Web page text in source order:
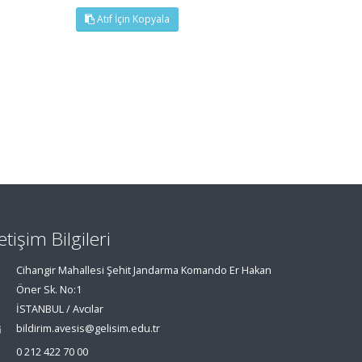
Atıf İçin Kopyala
Bilgileri
Cihangir Mahallesi Şehit Jandarma Komando Er Hakan
Öner Sk. No:1
İSTANBUL / Avcılar
bildirim.avesis@gelisim.edu.tr
0 212 422 70 00